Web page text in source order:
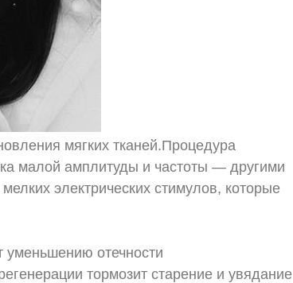
мягких тканей.Процедура
малой амплитуды и частоты — другими
электрических стимулов, которые
уменьшению отечности
тормозит старение и увядание